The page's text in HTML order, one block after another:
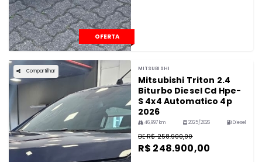
OFERTA
Compartilhar MITSUBISHI
Mitsubishi Triton 2.4
Biturbo Diesel Cd Hpe-
S 4x4 Automatico 4p
2026
46,997 km 2025/2026 Diesel
DE R$ 258.900,00
R$ 248.900,00